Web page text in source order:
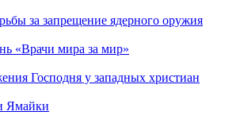
за запрещение ядерного оружия
«Врачи мира за мир»
Господня у западных христиан
Ямайки